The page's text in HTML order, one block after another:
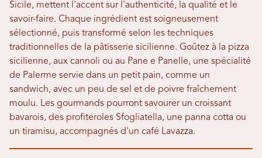
Sicile, mettent l'accent sur l'authenticité, la qualité et le
savoir-faire. Chaque ingrédient est soigneusement
sélectionné, puis transformé selon les techniques
traditionnelles de la pâtisserie sicilienne. Goûtez à la pizza
sicilienne, aux cannoli ou au Pane e Panelle, une spécialité
de Palerme servie dans un petit pain, comme un
sandwich, avec un peu de sel et de poivre fraîchement
moulu. Les gourmands pourront savourer un croissant
bavarois, des profiteroles Sfogliatella, une panna cotta ou
un tiramisu, accompagnés d'un café Lavazza.